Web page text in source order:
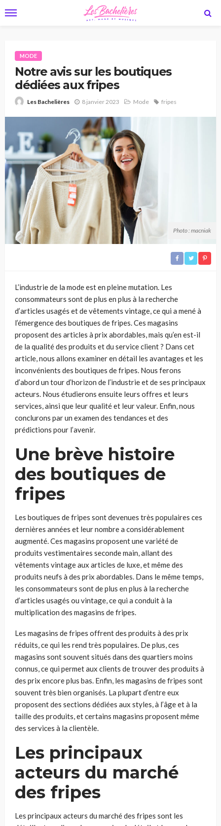
MODE
Notre avis sur les boutiques
dédiées aux fripes
Les Bachelières 8 janvier 2023 Mode fripes
Photo : macniak
L’industrie de la mode est en pleine mutation. Les
consommateurs sont de plus en plus à la recherche
d’articles usagés et de vêtements vintage, ce qui a mené à
l’émergence des boutiques de fripes. Ces magasins
proposent des articles à prix abordables, mais qu’en est-il
de la qualité des produits et du service client ? Dans cet
article, nous allons examiner en détail les avantages et les
inconvénients des boutiques de fripes. Nous ferons
d’abord un tour d’horizon de l’industrie et de ses principaux
acteurs. Nous étudierons ensuite leurs offres et leurs
services, ainsi que leur qualité et leur valeur. Enfin, nous
conclurons par un examen des tendances et des
prédictions pour l’avenir.
Une brève histoire
des boutiques de
fripes
Les boutiques de fripes sont devenues très populaires ces
dernières années et leur nombre a considérablement
augmenté. Ces magasins proposent une variété de
produits vestimentaires seconde main, allant des
vêtements vintage aux articles de luxe, et même des
produits neufs à des prix abordables. Dans le même temps,
les consommateurs sont de plus en plus à la recherche
d’articles usagés ou vintage, ce qui a conduit à la
multiplication des magasins de fripes.
Les magasins de fripes offrent des produits à des prix
réduits, ce qui les rend très populaires. De plus, ces
magasins sont souvent situés dans des quartiers moins
connus, ce qui permet aux clients de trouver des produits à
des prix encore plus bas. Enfin, les magasins de fripes sont
souvent très bien organisés. La plupart d’entre eux
proposent des sections dédiées aux styles, à l’âge et à la
taille des produits, et certains magasins proposent même
des services à la clientèle.
Les principaux
acteurs du marché
des fripes
Les principaux acteurs du marché des fripes sont les